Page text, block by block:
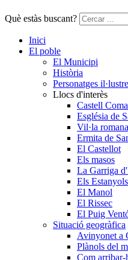
Què estàs buscant?
Inici
El poble
El Municipi
Història
Personatges
Llocs d'interès
Castell
Església de
Vil·la
Ermita de
El Castellot
Els masos
La Garriga
Els
El Manol
El Rissec
El Puig
Situació geogràfica
Avinyonet a
Plànols del
Com arribar-